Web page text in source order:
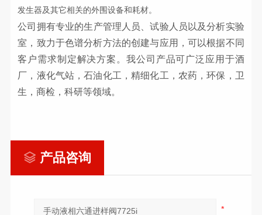
发生器及其它相关的外围设备和耗材。
公司拥有专业的生产管理人员、试验人员以及分析实验
室，致力于色谱分析方法的创建与应用，可以根据不同
客户需求制定解决方案。我公司 产品可广泛应用于酒
厂，液化气站，石油化工，精细化工，农药，环保，卫
生，商检，科研等领域。
产品咨询